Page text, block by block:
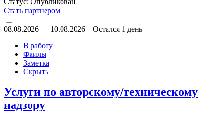
Стать партнером
08.08.2026 — 10.08.2026
Остался 1 день
В работу
Файлы
Заметка
Скрыть
Услуги по авторскому/техническому
надзору